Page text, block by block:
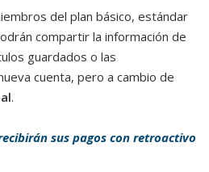
del plan básico, estándar
compartir la información de
guardados o las
cuenta, pero a cambio de
.
sus pagos con retroactivo